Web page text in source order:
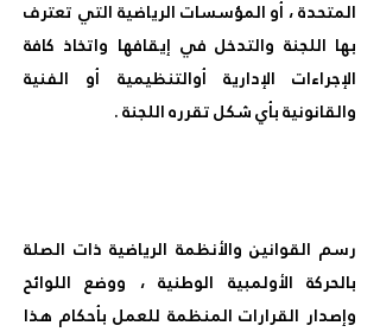
المتحدة ، أو المؤسسات الرياضية التي تعترف
بها اللجنة والتدخل في إيقافها واتخاذ كافة
الإجراءات الإدارية أوالتنظيمية أو الفنية
والقانونية بأي شكل تقرره اللجنة .
رسم القوانين والأنظمة الرياضية ذات الصلة
بالحركة الأولمبية الوطنية ، ووضع اللوائح
وإصدار القرارات المنظمة للعمل بأحكام هذا